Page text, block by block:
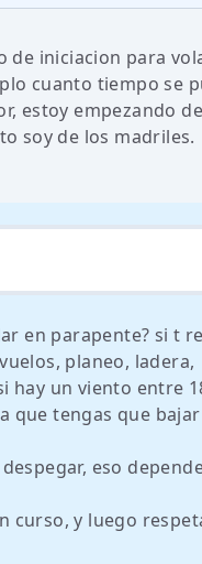
de iniciacion para
cuanto tiempo se
estoy empezando
soy de los madriles.
en parapente? si t
planeo, ladera,
hay un viento entre
que tengas que
eso
curso, y luego